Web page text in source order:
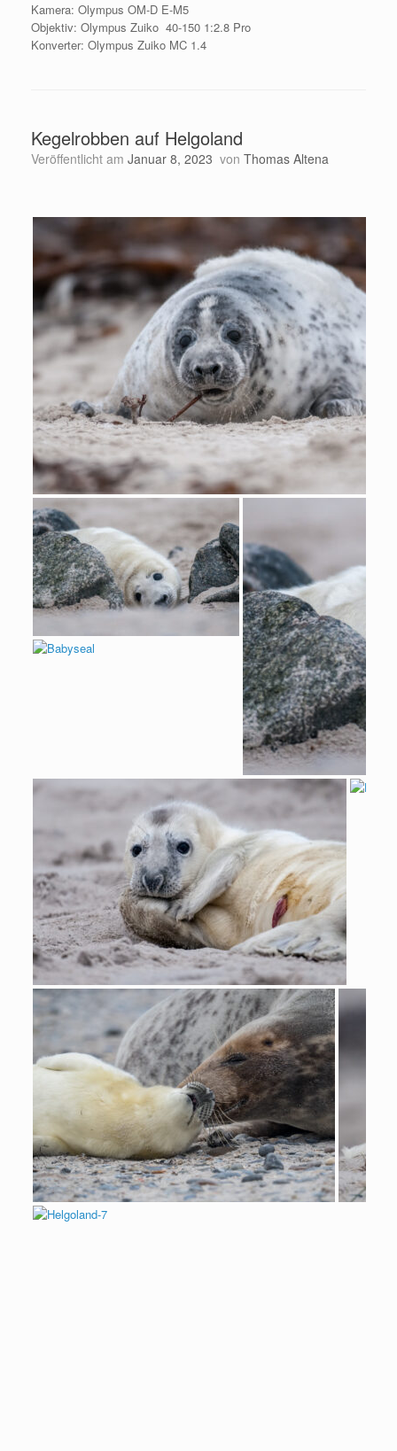
Kamera: Olympus OM-D E-M5
Objektiv: Olympus Zuiko 40-150 1:2.8 Pro
Konverter: Olympus Zuiko MC 1.4
Kegelrobben auf Helgoland
Veröffentlicht am Januar 8, 2023 von Thomas Altena